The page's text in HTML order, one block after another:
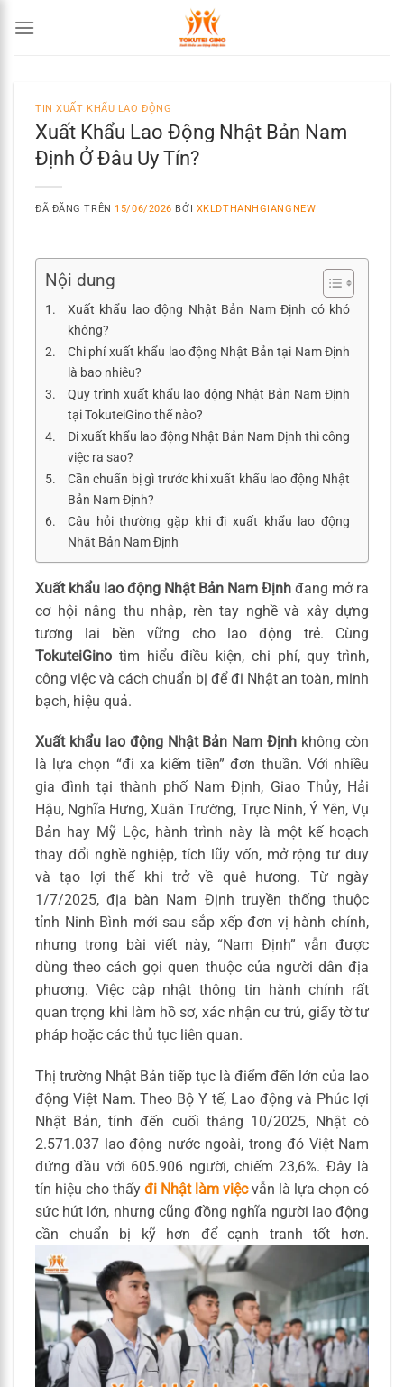
đến
TIN XUẤT KHẨU LAO ĐỘNG
Xuất Khẩu Lao Động Nhật Bản Nam
Định Ở Đâu Uy Tín?
ĐÃ ĐĂNG TRÊN 15/06/2026 BỞI XKLDTHANHGIANGNEW
Nội dung
Xuất khẩu lao động Nhật Bản Nam Định có khó
không?
Chi phí xuất khẩu lao động Nhật Bản tại Nam Định
là bao nhiêu?
Quy trình xuất khẩu lao động Nhật Bản Nam Định
tại TokuteiGino thế nào?
Đi xuất khẩu lao động Nhật Bản Nam Định thì công
việc ra sao?
Cần chuẩn bị gì trước khi xuất khẩu lao động Nhật
Bản Nam Định?
Câu hỏi thường gặp khi đi xuất khẩu lao động
Nhật Bản Nam Định
Xuất khẩu lao động Nhật Bản Nam Định đang mở ra
cơ hội nâng thu nhập, rèn tay nghề và xây dựng
tương lai bền vững cho lao động trẻ. Cùng
TokuteiGino tìm hiểu điều kiện, chi phí, quy trình,
công việc và cách chuẩn bị để đi Nhật an toàn, minh
bạch, hiệu quả.
Xuất khẩu lao động Nhật Bản Nam Định không còn
là lựa chọn “đi xa kiếm tiền” đơn thuần. Với nhiều
gia đình tại thành phố Nam Định, Giao Thủy, Hải
Hậu, Nghĩa Hưng, Xuân Trường, Trực Ninh, Ý Yên, Vụ
Bản hay Mỹ Lộc, hành trình này là một kế hoạch
thay đổi nghề nghiệp, tích lũy vốn, mở rộng tư duy
và tạo lợi thế khi trở về quê hương. Từ ngày
1/7/2025, địa bàn Nam Định truyền thống thuộc
tỉnh Ninh Bình mới sau sắp xếp đơn vị hành chính,
nhưng trong bài viết này, “Nam Định” vẫn được
dùng theo cách gọi quen thuộc của người dân địa
phương. Việc cập nhật thông tin hành chính rất
quan trọng khi làm hồ sơ, xác nhận cư trú, giấy tờ tư
pháp hoặc các thủ tục liên quan.
Thị trường Nhật Bản tiếp tục là điểm đến lớn của lao
động Việt Nam. Theo Bộ Y tế, Lao động và Phúc lợi
Nhật Bản, tính đến cuối tháng 10/2025, Nhật có
2.571.037 lao động nước ngoài, trong đó Việt Nam
đứng đầu với 605.906 người, chiếm 23,6%. Đây là
tín hiệu cho thấy đi Nhật làm việcvẫn là lựa chọn có
sức hút lớn, nhưng cũng đồng nghĩa người lao động
cần chuẩn bị kỹ hơn để cạnh tranh tốt hơn.